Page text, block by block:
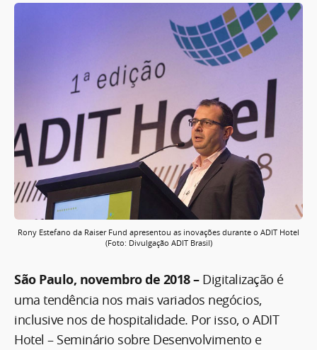
Rony Estefano da Raiser Fund apresentou as inovações durante o ADIT Hotel
(Foto: Divulgação ADIT Brasil)
São Paulo, novembro de 2018 – Digitalização é
uma tendência nos mais variados negócios,
inclusive nos de hospitalidade. Por isso, o ADIT
Hotel – Seminário sobre Desenvolvimento e